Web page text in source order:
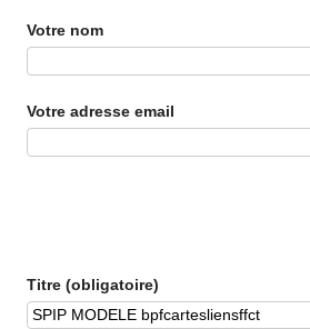
Votre nom
Votre adresse email
Titre (obligatoire)